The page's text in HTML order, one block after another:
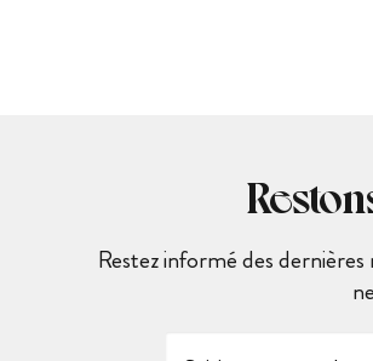
Restez informé des